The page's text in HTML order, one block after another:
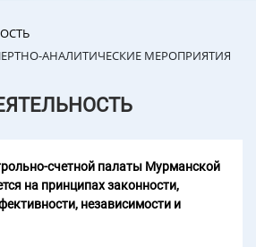
АНАЛИТИЧЕСКИЕ МЕРОПРИЯТИЯ
счетной палаты Мурманской
на принципах законности,
независимости и